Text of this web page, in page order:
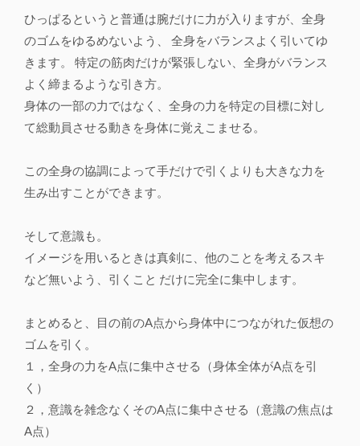
ひっぱるというと普通は腕だけに力が入りますが、全身
のゴムをゆるめないよう、 全身をバランスよく引いてゆ
きます。 特定の筋肉だけが緊張しない、全身がバランス
よく締まるような引き方。
身体の一部の力ではなく、全身の力を特定の目標に対し
て総動員させる動きを身体に覚えこませる。
この全身の協調によって手だけで引くよりも大きな力を
生み出すことができます。
そして意識も。
イメージを用いるときは真剣に、他のことを考えるスキ
など無いよう、引くこと だけに完全に集中します。
まとめると、目の前のA点から身体中につながれた仮想の
ゴムを引く。
１，全身の力をA点に集中させる（身体全体がA点を引
く）
２，意識を雑念なくそのA点に集中させる（意識の焦点は
A点）